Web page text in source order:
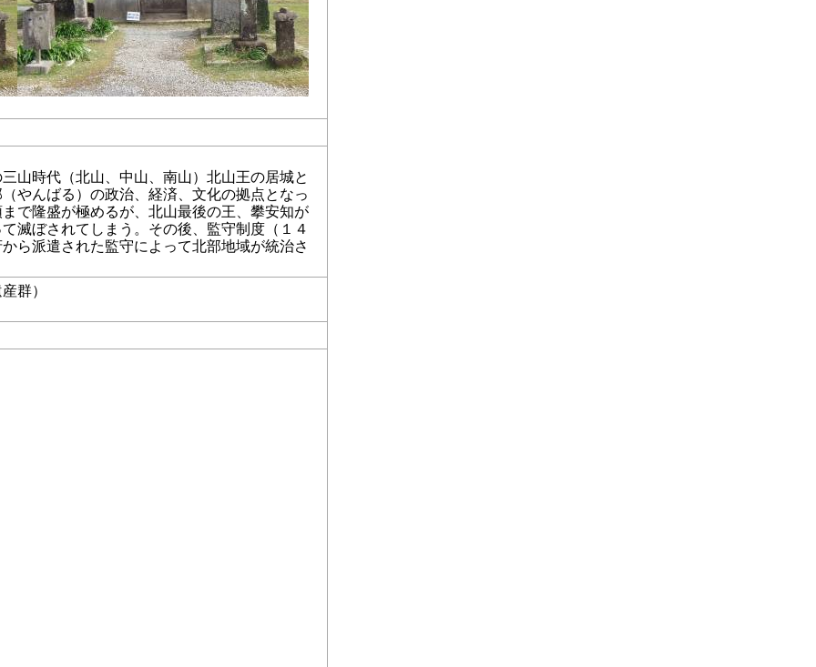
山時代（北山、中山、南山）北山王の居城と
やんばる）の政治、経済、文化の拠点となっ
で隆盛が極めるが、北山最後の王、攀安知が
滅ぼされてしまう。その後、監守制度（１４
ら派遣された監守によって北部地域が統治さ
群）